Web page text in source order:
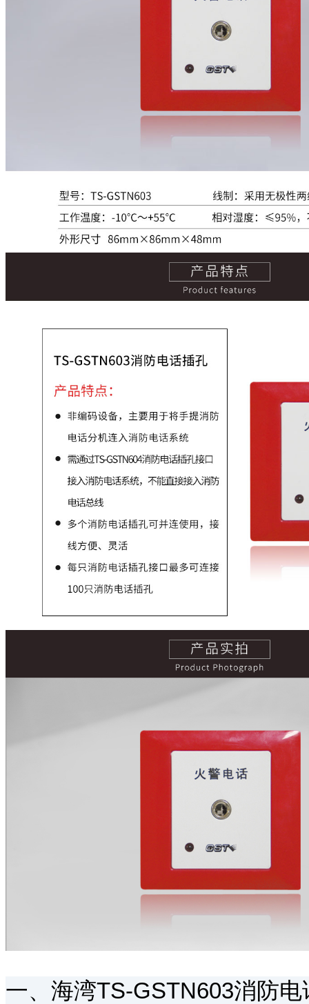
一、海湾TS-GSTN603消防